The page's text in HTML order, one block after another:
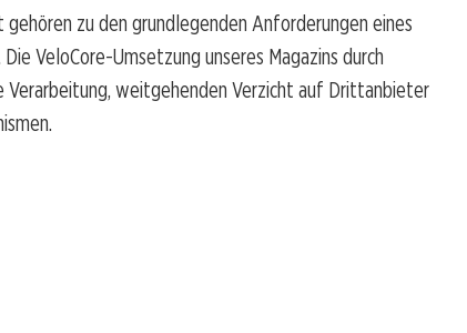
zu den grundlegenden Anforderungen eines
VeloCore-Umsetzung unseres Magazins durch
weitgehenden Verzicht auf Drittanbieter